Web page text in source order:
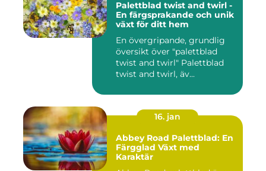
Palettblad twist and twirl -
En färgsprakande och unik
växt för ditt hem
En övergripande, grundlig
översikt över "palettblad
twist and twirl" Palettblad
twist and twirl, äv...
16. jan
Abbey Road Palettblad: En
Färgglad Växt med
Karaktär